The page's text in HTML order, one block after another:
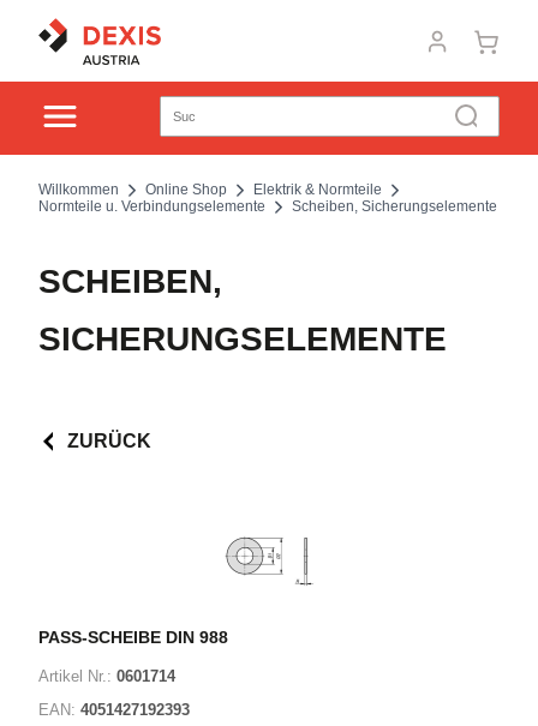
Willkommen Online Shop
Elektrik & Normteile
Normteile u. Verbindungselemente
Scheiben, Sicherungselemente
SCHEIBEN,
SICHERUNGSELEMENTE
ZURÜCK
PASS-SCHEIBE DIN 988
Artikel Nr.: 0601714
EAN: 4051427192393